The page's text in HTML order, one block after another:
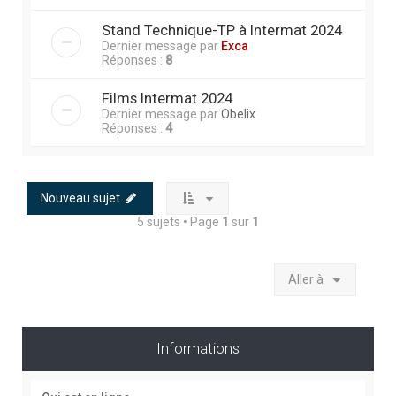
Stand Technique-TP à Intermat 2024
Dernier message par Exca
Réponses : 8
Films Intermat 2024
Dernier message parObelix
Réponses : 4
Nouveau sujet
5 sujets • Page 1 sur 1
Aller à
Informations